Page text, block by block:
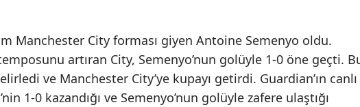
Manchester City forması giyen Antoine Semenyo oldu.
artıran City, Semenyo’nun golüyle 1-0 öne geçti.
ve Manchester City’ye kupayı getirdi. Guardian’ın canlı
1-0 kazandığı ve Semenyo’nun golüyle zafere ulaştığı